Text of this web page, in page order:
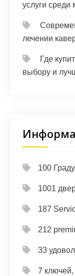
услуги среди
лечении
Где
выбору и
100
1001
187
212
33
7